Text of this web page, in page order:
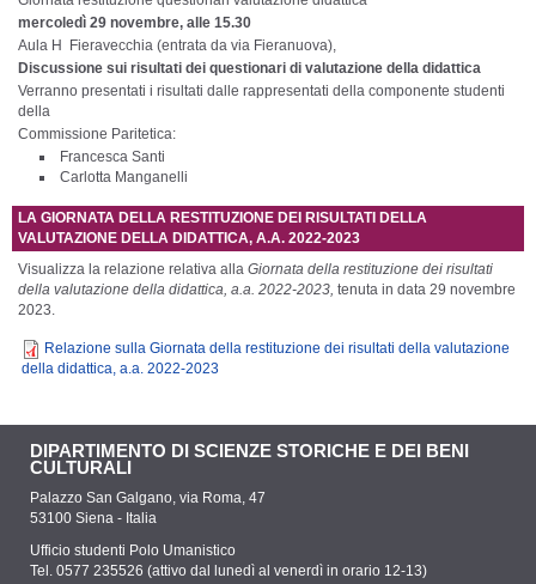
mercoledì 29 novembre, alle 15.30
Aula H Fieravecchia (entrata da via Fieranuova),
Discussione sui risultati dei questionari di valutazione della didattica
Verranno presentati i risultati dalle rappresentati della componente studenti
della
Commissione Paritetica:
Francesca Santi
Carlotta Manganelli
LA GIORNATA DELLA RESTITUZIONE DEI RISULTATI DELLA
VALUTAZIONE DELLA DIDATTICA, A.A. 2022-2023
Visualizza la relazione relativa alla Giornata della restituzione dei risultati
della valutazione della didattica, a.a. 2022-2023, tenuta in data 29 novembre
2023.
Relazione sulla Giornata della restituzione dei risultati della valutazione
della didattica, a.a. 2022-2023
DIPARTIMENTO DI SCIENZE STORICHE E DEI BENI
CULTURALI
Palazzo San Galgano, via Roma, 47
53100 Siena - Italia
Ufficio studenti Polo Umanistico
Tel. 0577 235526 (attivo dal lunedì al venerdì in orario 12-13)